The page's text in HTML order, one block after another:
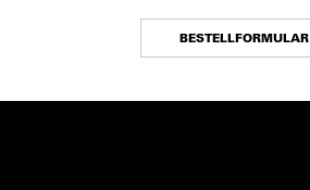
BESTELLFORMULAR